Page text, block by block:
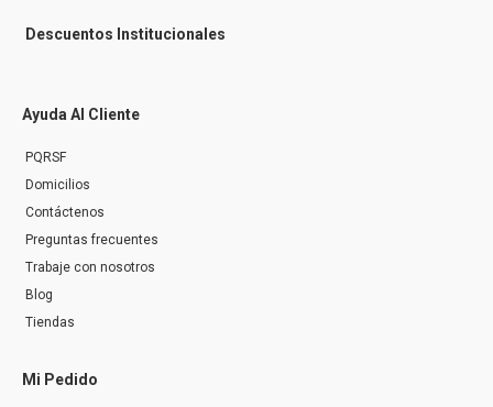
Descuentos Institucionales
Ayuda Al Cliente
PQRSF
Domicilios
Contáctenos
Preguntas frecuentes
Trabaje con nosotros
Blog
Tiendas
Mi Pedido